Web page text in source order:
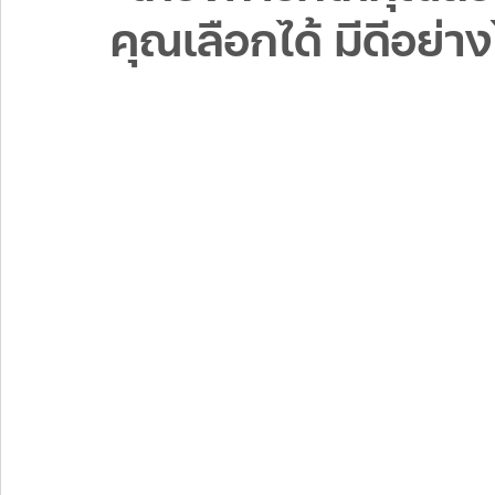
คุณเลือกได้ มีดีอย่าง